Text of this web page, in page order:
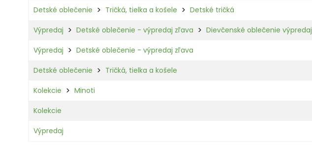
Detské oblečenie Tričká, tielka a košele Detské tričká
Výpredaj Detské oblečenie - výpredaj zľava Dievčenské oblečenie výpredaj
Výpredaj Detské oblečenie - výpredaj zľava
Detské oblečenie Tričká, tielka a košele
Kolekcie Minoti
Kolekcie
Výpredaj